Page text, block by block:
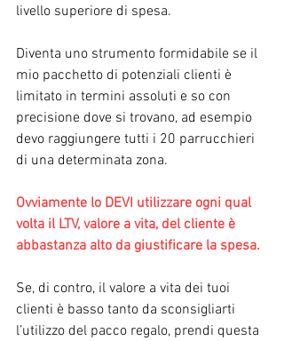
livello superiore di spesa.
Diventa uno strumento formidabile se il
mio pacchetto di potenziali clienti è
limitato in termini assoluti e so con
precisione dove si trovano, ad esempio
devo raggiungere tutti i 20 parrucchieri
di una determinata zona.
Ovviamente lo DEVI utilizzare ogni qual
volta il LTV, valore a vita, del cliente è
abbastanza alto da giustificare la spesa.
Se, di contro, il valore a vita dei tuoi
clienti è basso tanto da sconsigliarti
l’utilizzo del pacco regalo, prendi questa